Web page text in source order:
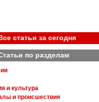
статьи за сегодня
по разделам
и культура
и происшествия